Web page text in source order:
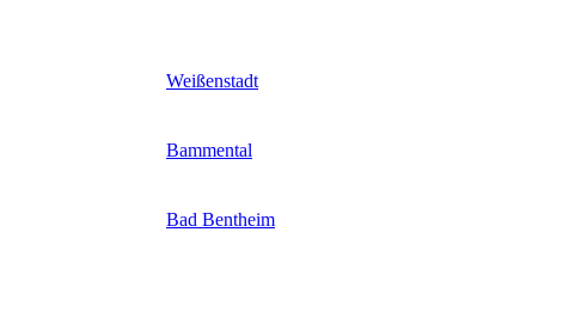
Weißenstadt
Bammental
Bad Bentheim